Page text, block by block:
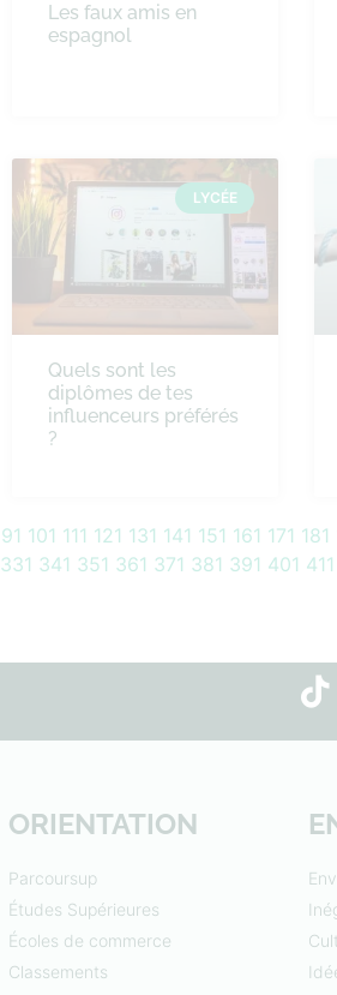
Les faux amis en
espagnol
LYCÉE
Quels sont les
diplômes de tes
influenceurs préférés
?
91 101 111 121 131 141 151 161 171 181
331 341 351 361 371 381 391 401 411
ORIENTATION
Parcoursup
Études Supérieures
Écoles de commerce
Classements